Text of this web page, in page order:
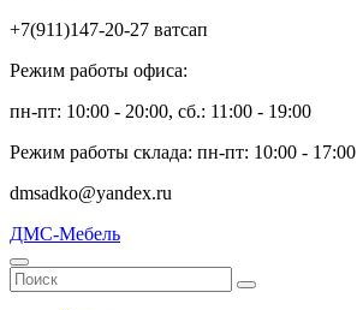
+7(911)147-20-27 ватсап
Режим работы офиса:
пн-пт: 10:00 - 20:00, сб.: 11:00 - 19:00
Режим работы склада: пн-пт: 10:00 - 17:00
dmsadko@yandex.ru
ДМС-Мебель